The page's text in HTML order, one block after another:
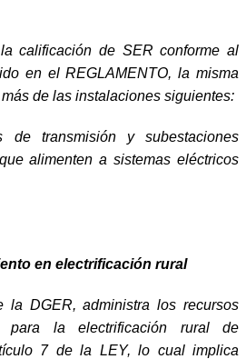
calificación de SER conforme al
en el REGLAMENTO, la misma
de las instalaciones siguientes:
de transmisión y subestaciones
alimenten a sistemas eléctricos
en electrificación rural
la DGER, administra los recursos
para la electrificación rural de
7 de la LEY, lo cual implica